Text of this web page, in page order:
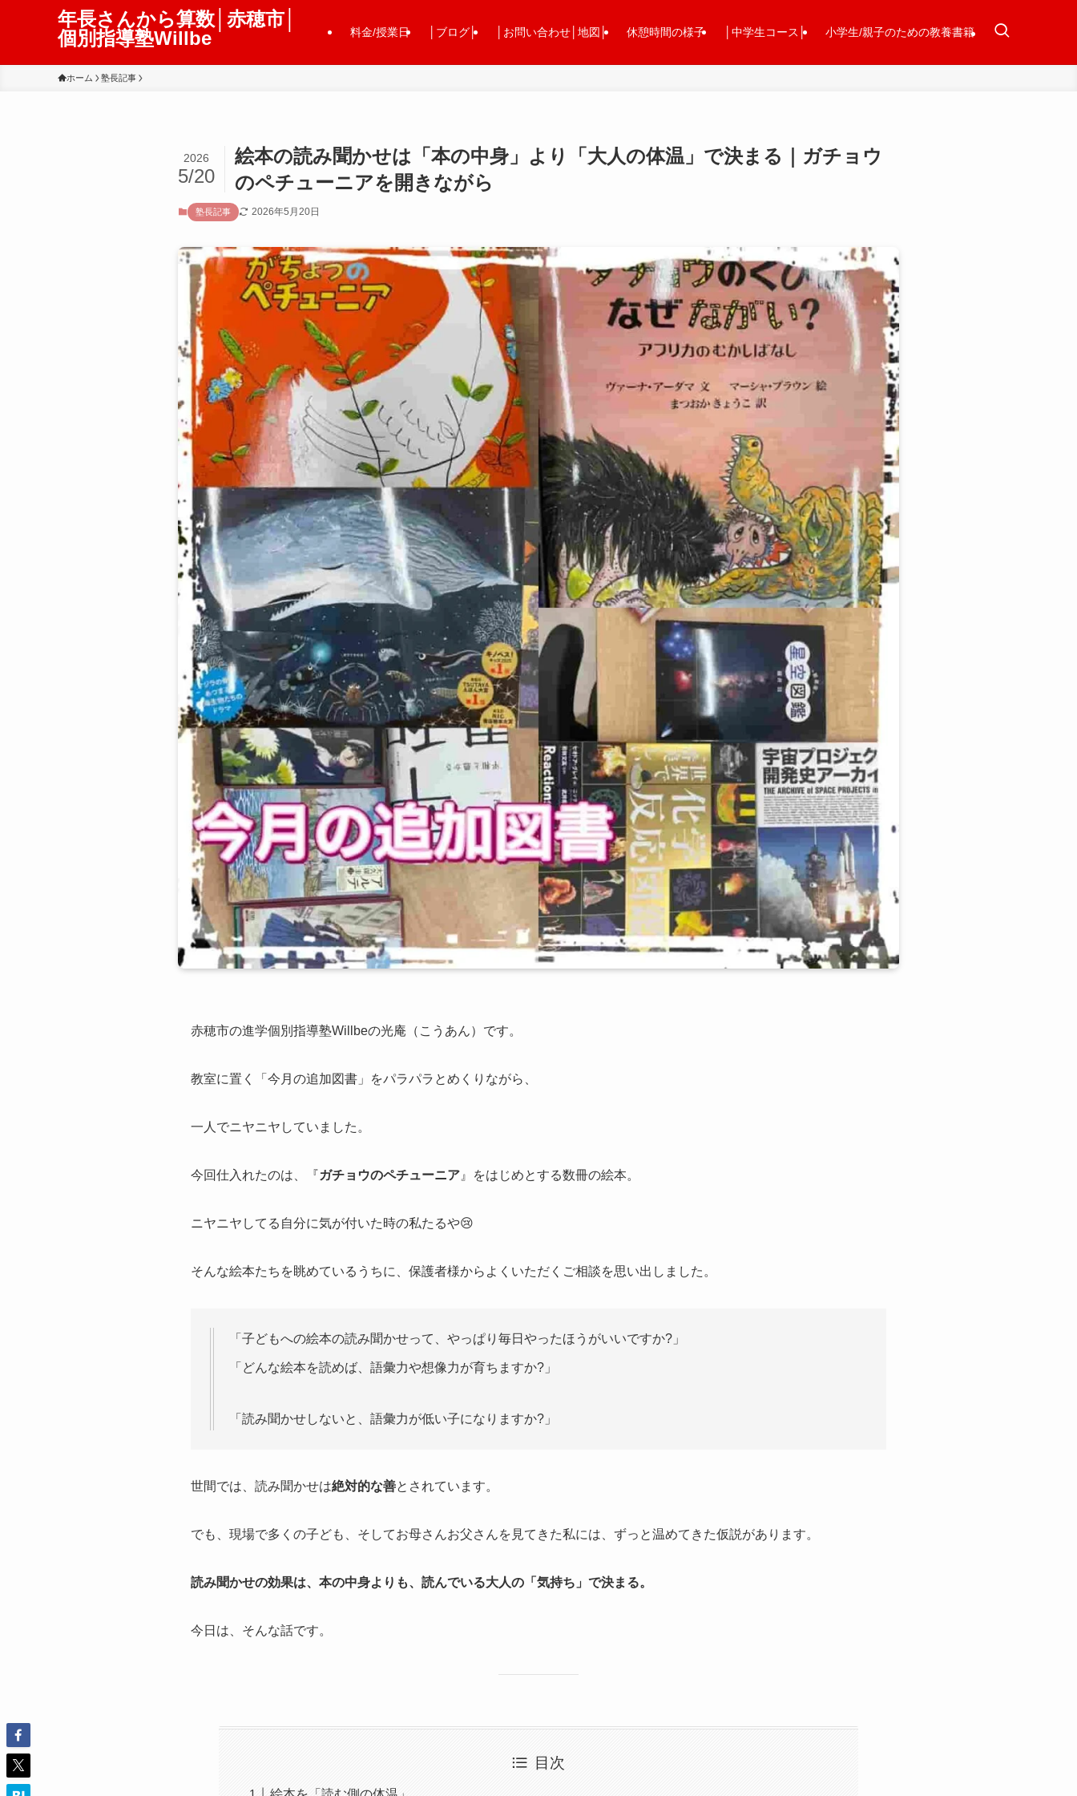
年長さんから算数│赤穂市│
個別指導塾Willbe
料金/授業日 │ブログ│ │お問い合わせ│地図│ 休憩時間の様子 │中学生コース│ 小学生/親子のための教養書籍
ホーム 塾長記事
絵本の読み聞かせは「本の中身」より「大人の体温」で決まる｜ガチョウ
のペチューニアを開きながら
2026
5/20
塾長記事 2026年5月20日
赤穂市の進学個別指導塾Willbeの光庵（こうあん）です。
教室に置く「今月の追加図書」をパラパラとめくりながら、
一人でニヤニヤしていました。
今回仕入れたのは、『ガチョウのペチューニア 』をはじめとする数冊の絵本。
ニヤニヤしてる自分に気が付いた時の私たるや😢
そんな絵本たちを眺めているうちに、保護者様からよくいただくご相談を思い出しました。
「子どもへの絵本の読み聞かせって、やっぱり毎日やったほうがいいですか?」
「どんな絵本を読めば、語彙力や想像力が育ちますか?」
「読み聞かせしないと、語彙力が低い子になりますか?」
世間では、読み聞かせは絶対的な善とされています。
でも、現場で多くの子ども、そしてお母さんお父さんを見てきた私には、ずっと温めてきた仮説があります。
読み聞かせの効果は、本の中身よりも、読んでいる大人の「気持ち」で決まる。
今日は、そんな話です。
目次